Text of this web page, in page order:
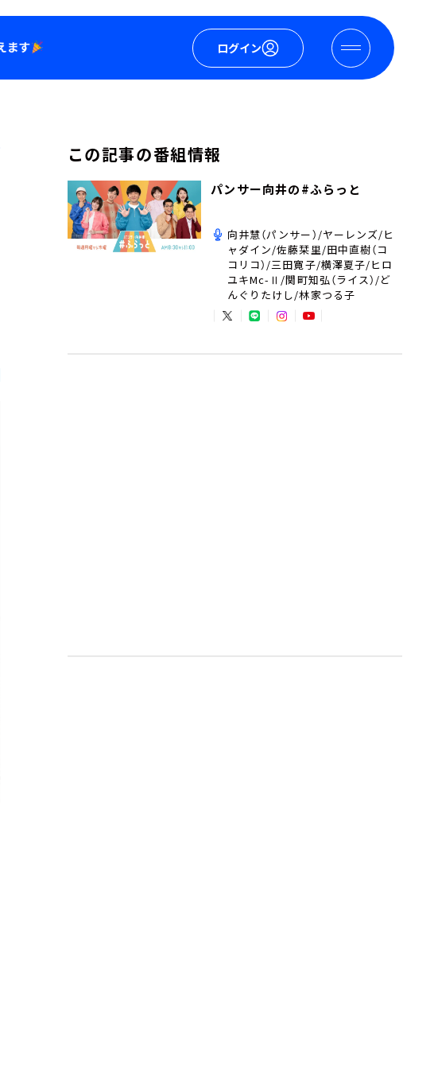
ログイン
この記事の番組情報
パンサー向井の#ふらっと
向井慧（パンサー）/ヤーレンズ/ヒ
ャダイン/佐藤栞里/田中直樹（コ
コリコ）/三田寛子/横澤夏子/ヒロ
ユキMc-Ⅱ/関町知弘（ライス）/ど
んぐりたけし/林家つる子